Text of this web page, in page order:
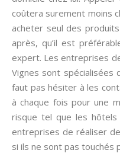
coûtera surement moins
acheter seul des
après, qu’il est
expert. Les entreprises
Vignes sont spécialisées
faut pas hésiter à les
à chaque fois pour une
risque tel que les hôtels
entreprises de réaliser
si ils ne sont pas touchés